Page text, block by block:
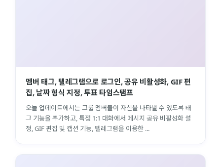
멤버 태그, 텔레그램으로 로그인, 공유 비활성화, GIF 편
집, 날짜 형식 지정, 투표 타임스탬프
오늘 업데이트에서는 그룹 멤버들이 자신을 나타낼 수 있도록 태
그 기능을 추가하고, 특정 1:1 대화에서 메시지 공유 비활성화 설
정, GIF 편집 및 캡션 기능, 텔레그램을 이용한 ...